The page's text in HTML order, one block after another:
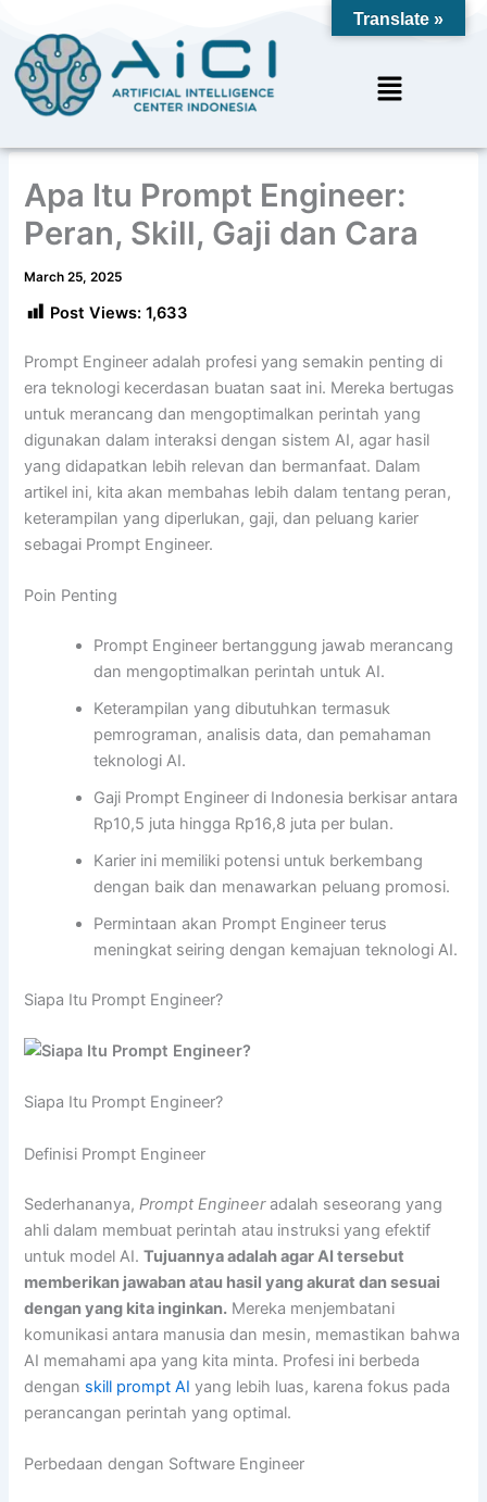
content
Menu
Apa Itu Prompt Engineer:
Peran, Skill, Gaji dan Cara
March 25, 2025
Post Views: 1,633
Prompt Engineer adalah profesi yang semakin penting di
era teknologi kecerdasan buatan saat ini. Mereka bertugas
untuk merancang dan mengoptimalkan perintah yang
digunakan dalam interaksi dengan sistem AI, agar hasil
yang didapatkan lebih relevan dan bermanfaat. Dalam
artikel ini, kita akan membahas lebih dalam tentang peran,
keterampilan yang diperlukan, gaji, dan peluang karier
sebagai Prompt Engineer.
Poin Penting
Prompt Engineer bertanggung jawab merancang
dan mengoptimalkan perintah untuk AI.
Keterampilan yang dibutuhkan termasuk
pemrograman, analisis data, dan pemahaman
teknologi AI.
Gaji Prompt Engineer di Indonesia berkisar antara
Rp10,5 juta hingga Rp16,8 juta per bulan.
Karier ini memiliki potensi untuk berkembang
dengan baik dan menawarkan peluang promosi.
Permintaan akan Prompt Engineer terus
meningkat seiring dengan kemajuan teknologi AI.
Siapa Itu Prompt Engineer?
Siapa Itu Prompt Engineer?
Definisi Prompt Engineer
Sederhananya, Prompt Engineeradalah seseorang yang
ahli dalam membuat perintah atau instruksi yang efektif
untuk model AI.Tujuannya adalah agar AI tersebut
memberikan jawaban atau hasil yang akurat dan sesuai
dengan yang kita inginkan. Mereka menjembatani
komunikasi antara manusia dan mesin, memastikan bahwa
AI memahami apa yang kita minta. Profesi ini berbeda
dengan skill prompt AI yang lebih luas, karena fokus pada
perancangan perintah yang optimal.
Perbedaan dengan Software Engineer
Translate »